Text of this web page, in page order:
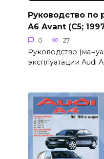
Руководство по
A6 Avant (C5;
0 27
Руководство
эксплуатации Audi